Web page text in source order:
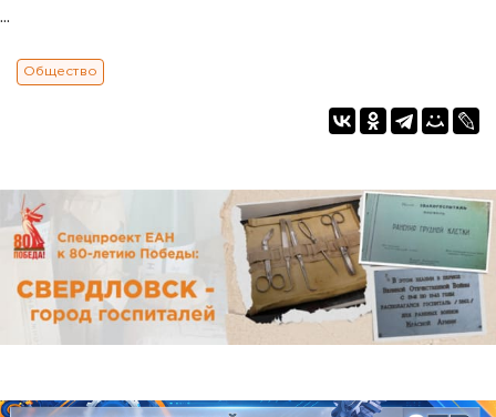
...
Общество